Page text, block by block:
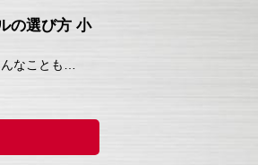
の選び方 小
なことも…